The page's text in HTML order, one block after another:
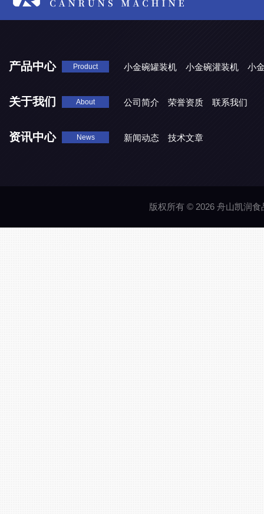
产品中心 Product 小金碗罐装机 小金碗灌装机 小
关于我们 About 公司简介 荣誉资质 联系我们
资讯中心 News 新闻动态 技术文章
版权所有 © 2026 舟山凯润